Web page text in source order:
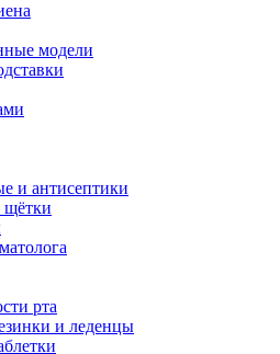
модели
и антисептики
рта
и леденцы